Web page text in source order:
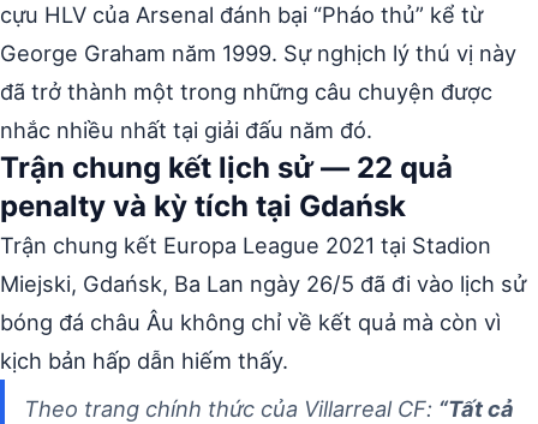
cựu HLV của Arsenal đánh bại “Pháo thủ” kể từ
George Graham năm 1999. Sự nghịch lý thú vị này
đã trở thành một trong những câu chuyện được
nhắc nhiều nhất tại giải đấu năm đó.
Trận chung kết lịch sử — 22 quả
penalty và kỳ tích tại Gdańsk
Trận chung kết Europa League 2021 tại Stadion
Miejski, Gdańsk, Ba Lan ngày 26/5 đã đi vào lịch sử
bóng đá châu Âu không chỉ về kết quả mà còn vì
kịch bản hấp dẫn hiếm thấy.
Theo trang chính thức của Villarreal CF: “Tất cả